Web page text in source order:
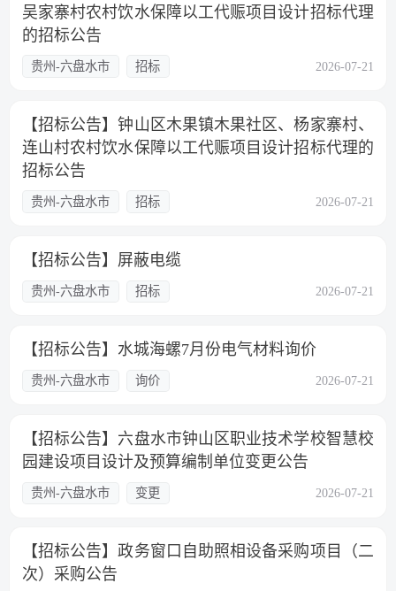
吴家寨村农村饮水保障以工代赈项目设计招标代理
的招标公告
贵州-六盘水市 招标 2026-07-21
【招标公告】钟山区木果镇木果社区、杨家寨村、
连山村农村饮水保障以工代赈项目设计招标代理的
招标公告
贵州-六盘水市 招标 2026-07-21
【招标公告】屏蔽电缆
贵州-六盘水市 招标 2026-07-21
【招标公告】水城海螺7月份电气材料询价
贵州-六盘水市 询价 2026-07-21
【招标公告】六盘水市钟山区职业技术学校智慧校
园建设项目设计及预算编制单位变更公告
贵州-六盘水市 变更 2026-07-21
【招标公告】政务窗口自助照相设备采购项目（二
次）采购公告